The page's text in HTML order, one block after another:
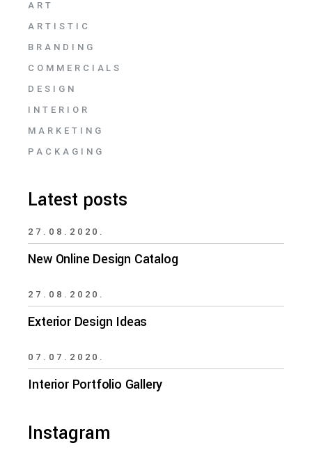
ART
ARTISTIC
BRANDING
COMMERCIALS
DESIGN
INTERIOR
MARKETING
PACKAGING
Latest posts
27.08.2020.
New Online Design Catalog
27.08.2020.
Exterior Design Ideas
07.07.2020.
Interior Portfolio Gallery
Instagram